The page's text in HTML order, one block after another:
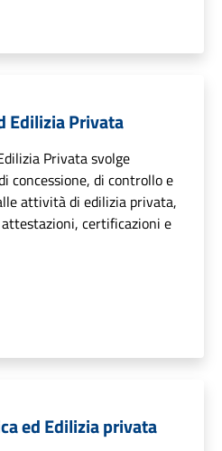
Edilizia Privata
Privata svolge
concessione, di controllo e
attività di edilizia privata,
certificazioni e
ed Edilizia privata